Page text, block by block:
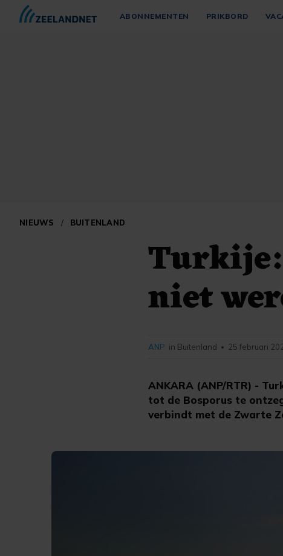
ABONNEMENTEN PRIKBORD
NIEUWS / BUITENLAND
niet
ANKARA (ANP/RTR) -
tot de Bosporus te
verbindt met de Zwarte
ANP in Buitenland • 25 februari